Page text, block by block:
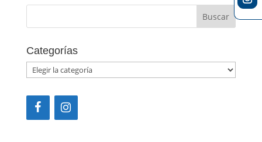
Categorías
Categorías